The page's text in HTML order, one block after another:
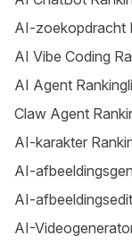
AI-zoekopdracht
AI Vibe Coding
AI Agent
Claw Agent
AI-karakter
AI-
AI-
AI-